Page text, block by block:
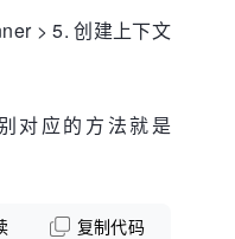
> 5. 创建上下文
对应的方法就是
复制代码